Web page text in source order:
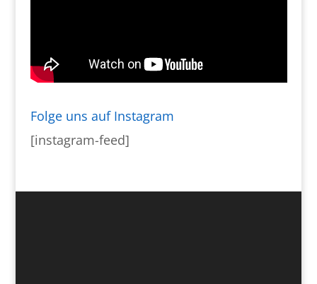
Folge uns auf Instagram
[instagram-feed]